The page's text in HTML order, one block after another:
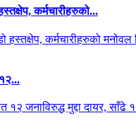
कर्मचारीहरुको...